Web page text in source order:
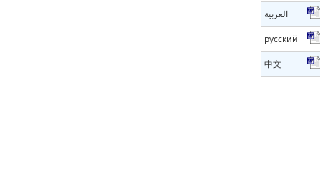
العربية
русский
中文